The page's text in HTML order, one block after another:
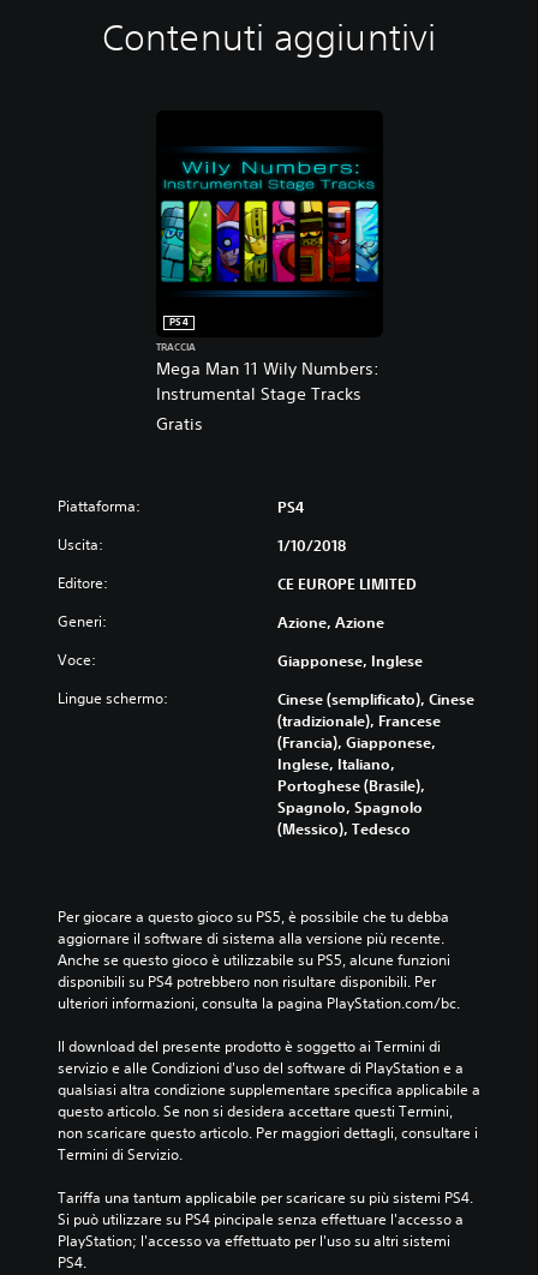
Contenuti aggiuntivi
Mega Man 11 Wily Numbers:
Instrumental Stage Tracks
PS4
TRACCIA
Gratis
Piattaforma: PS4
Uscita: 1/10/2018
Editore: CE EUROPE LIMITED
Generi: Azione, Azione
Voce: Giapponese, Inglese
Lingue schermo:
Cinese (semplificato), Cinese
(tradizionale), Francese
(Francia), Giapponese,
Inglese, Italiano,
Portoghese (Brasile),
Spagnolo, Spagnolo
(Messico), Tedesco
Per giocare a questo gioco su PS5, è possibile che tu debba
aggiornare il software di sistema alla versione più recente.
Anche se questo gioco è utilizzabile su PS5, alcune funzioni
disponibili su PS4 potrebbero non risultare disponibili. Per
ulteriori informazioni, consulta la pagina PlayStation.com/bc.
Il download del presente prodotto è soggetto ai Termini di
servizio e alle Condizioni d'uso del software di PlayStation e a
qualsiasi altra condizione supplementare specifica applicabile a
questo articolo. Se non si desidera accettare questi Termini,
non scaricare questo articolo. Per maggiori dettagli, consultare i
Termini di Servizio.
Tariffa una tantum applicabile per scaricare su più sistemi PS4.
Si può utilizzare su PS4 pincipale senza effettuare l'accesso a
PlayStation; l'accesso va effettuato per l'uso su altri sistemi
PS4.